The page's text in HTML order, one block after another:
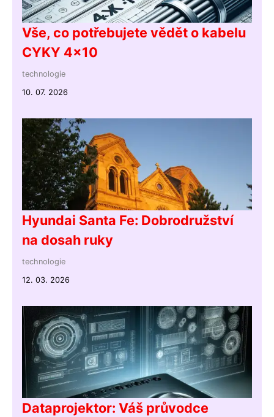
Vše, co potřebujete vědět o kabelu
CYKY 4x10
technologie
10. 07. 2026
Hyundai Santa Fe: Dobrodružství
na dosah ruky
technologie
12. 03. 2026
Dataprojektor: Váš průvodce